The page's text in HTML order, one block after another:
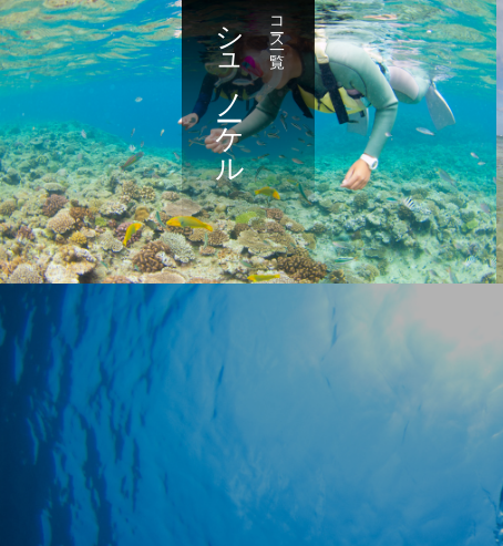
コース一覧
シュノーケル